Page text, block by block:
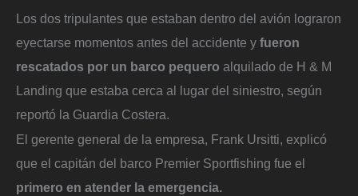
Los dos tripulantes que estaban dentro del avión lograron
eyectarse momentos antes del accidente y fueron
rescatados por un barco pequero alquilado de H & M
Landing que estaba cerca al lugar del siniestro, según
reportó la Guardia Costera.
El gerente general de la empresa, Frank Ursitti, explicó
que el capitán del barco Premier Sportfishing fue el
primero en atender la emergencia.